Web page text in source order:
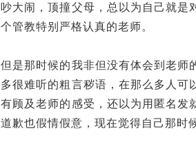
吵大闹，顶撞父母，总以为自己就是
个管教特别严格认真的老师。
但是那时候的我非但没有体会到老师
多很难听的粗言秽语，在那么多人可
有顾及老师的感受，还以为用匿名发
道歉也假情假意，现在觉得自己那时